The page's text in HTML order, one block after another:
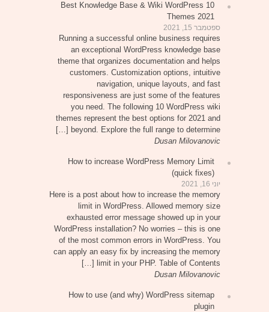
10 Best Knowledge Base & Wiki WordPress
Themes 2021
ספטמבר 15, 2021
Running a successful online business requires
an exceptional WordPress knowledge base
theme that organizes documentation and helps
customers. Customization options, intuitive
navigation, unique layouts, and fast
responsiveness are just some of the features
you need. The following 10 WordPress wiki
themes represent the best options for 2021 and
beyond. Explore the full range to determine […]
Dusan Milovanovic
How to increase WordPress Memory Limit
(quick fixes)
יוני 16, 2021
Here is a post about how to increase the memory
limit in WordPress. Allowed memory size
exhausted error message showed up in your
WordPress installation? No worries – this is one
of the most common errors in WordPress. You
can apply an easy fix by increasing the memory
limit in your PHP. Table of Contents […]
Dusan Milovanovic
How to use (and why) WordPress sitemap
plugin